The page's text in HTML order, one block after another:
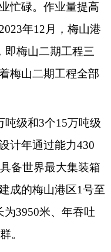
忙碌。作业量提高
年12月，梅山港
即梅山二期工程三
梅山二期工程全部
级和3个15万吨级
计年通过能力430
备世界最大集装箱
成的梅山港区1号至
3950米、年吞吐
。